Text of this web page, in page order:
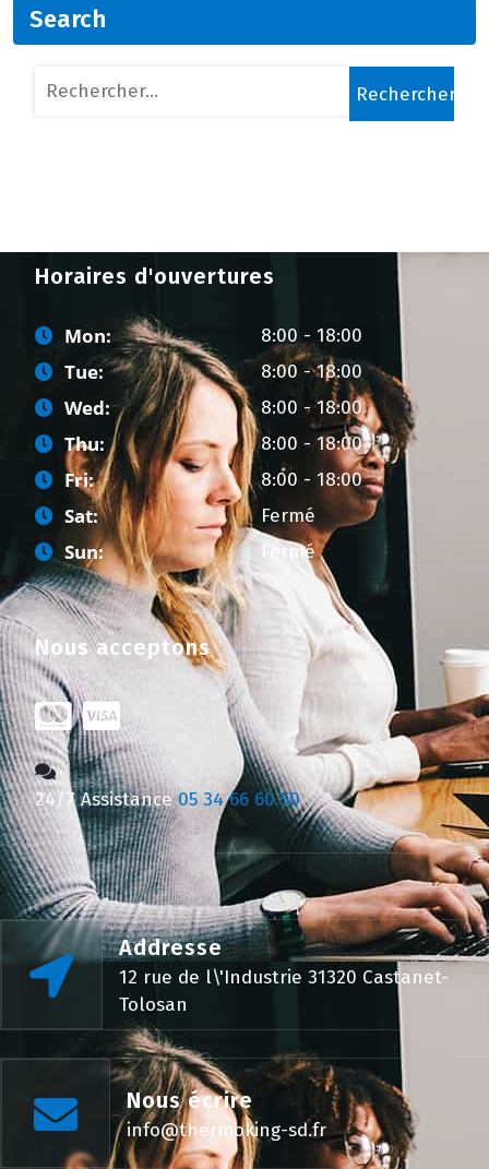
Search
Rechercher :
Horaires d'ouvertures
Mon: 8:00 - 18:00
Tue: 8:00 - 18:00
Wed: 8:00 - 18:00
Thu: 8:00 - 18:00
Fri: 8:00 - 18:00
Sat: Fermé
Sun: Fermé
Nous acceptons
24/7 Assistance 05 34 66 60 50
Addresse
12 rue de l\'Industrie 31320 Castanet-
Tolosan
Nous écrire
info@thermoking-sd.fr